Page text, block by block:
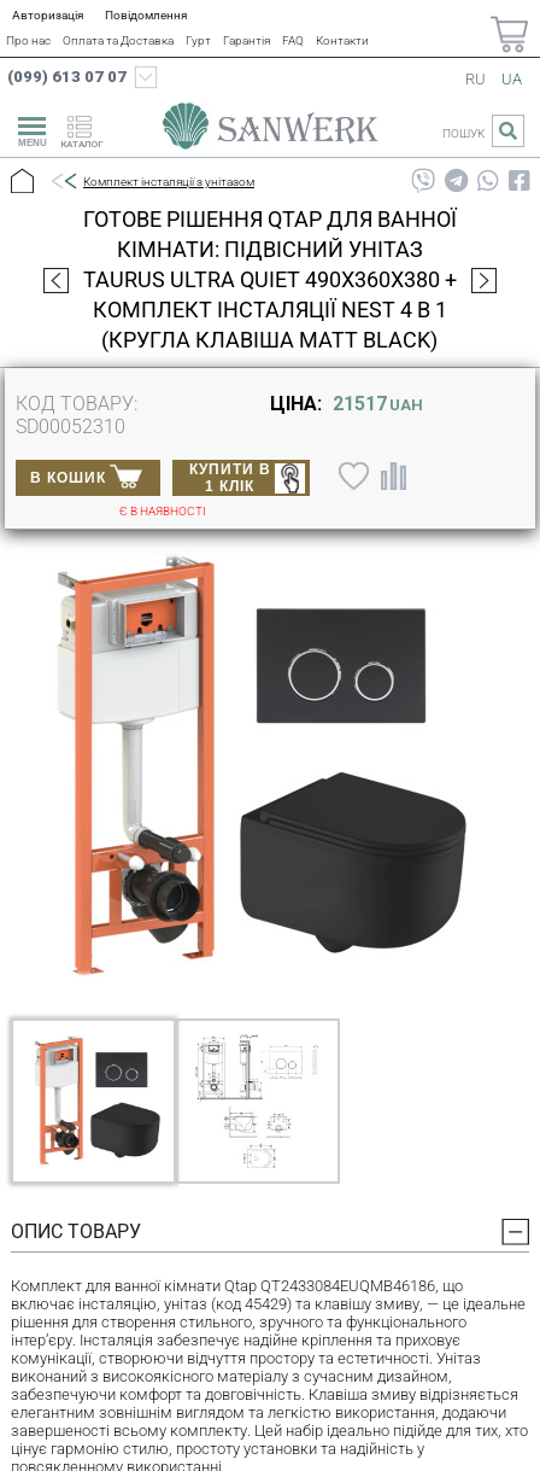
Авторизація
Повідомлення
Про нас
Оплата та Доставка Гурт Гарантія FAQ Контакти
(099) 613 07 07
КАТАЛОГ
RU UA
ПОШУК
Комплект інсталяції з унітазом
ГОТОВЕ РІШЕННЯ QTAP ДЛЯ ВАННОЇ
КІМНАТИ: ПІДВІСНИЙ УНІТАЗ
TAURUS ULTRA QUIET 490X360X380 +
КОМПЛЕКТ ІНСТАЛЯЦІЇ NEST 4 В 1
(КРУГЛА КЛАВІША MATT BLACK)
КОД ТОВАРУ:
SD00052310
ЦІНА: 21517 UAH
В КОШИК
КУПИТИ В
1 КЛІК
Є В НАЯВНОСТІ
ОПИС ТОВАРУ
Комплект для ванної кімнати Qtap QT2433084EUQMB46186, що
включає інсталяцію, унітаз (код 45429) та клавішу змиву, — це ідеальне
рішення для створення стильного, зручного та функціонального
інтер’єру. Інсталяція забезпечує надійне кріплення та приховує
комунікації, створюючи відчуття простору та естетичності. Унітаз
виконаний з високоякісного матеріалу з сучасним дизайном,
забезпечуючи комфорт та довговічність. Клавіша змиву відрізняється
елегантним зовнішнім виглядом та легкістю використання, додаючи
завершеності всьому комплекту. Цей набір ідеально підійде для тих, хто
цінує гармонію стилю, простоту установки та надійність у
повсякденному використанні.